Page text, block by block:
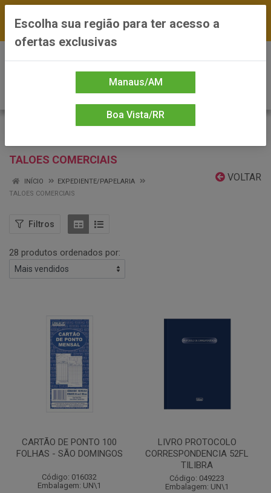
*Preços exclusivos do site — Entrega em até 24h
TALOES COMERCIAIS
VOLTAR
INÍCIO
EXPEDIENTE/PAPELARIA
TALOES COMERCIAIS
Filtros
28 produtos ordenados por:
CARTÃO DE PONTO 100
FOLHAS - SÃO DOMINGOS
Código: 016032
Embalagem: UN\1
LIVRO PROTOCOLO
CORRESPONDENCIA 52FL
TILIBRA
Código: 049223
Embalagem: UN\1
Escolha sua região para ter acesso a
ofertas exclusivas
Manaus/AM
Boa Vista/RR